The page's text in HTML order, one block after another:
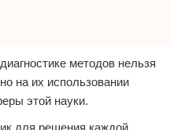
методов нельзя
на их использовании
этой науки.
для решения каждой